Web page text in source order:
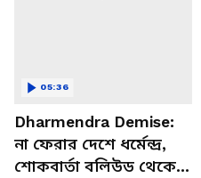
Dharmendra Demise:
না ফেরার দেশে ধর্মেন্দ্র,
শোকবার্তা বলিউড থেকে
05:36